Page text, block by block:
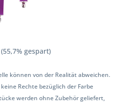
(55,7% gespart)
können von der Realität abweichen.
Rechte bezüglich der Farbe
werden ohne Zubehör geliefert,